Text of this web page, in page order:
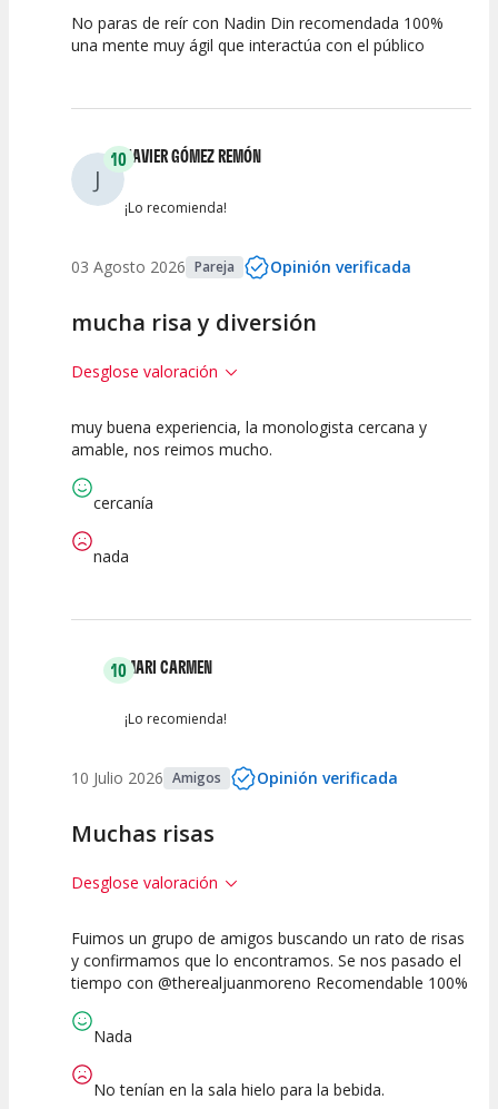
10 10 10
No paras de reír con Nadin Din recomendada 100%
una mente muy ágil que interactúa con el público
J
10JAVIER GÓMEZ REMÓN
¡Lo recomienda!
03 Agosto 2026 Pareja Opinión verificada
mucha risa y diversión
Desglose valoración
10
Espectáculo
10 10
muy buena experiencia, la monologista cercana y
amable, nos reimos mucho.
cercanía
nada
10MARI CARMEN
¡Lo recomienda!
10 Julio 2026 Amigos Opinión verificada
Muchas risas
Desglose valoración
10
Calidad del
10
Puesta en
10
Interpretación
Fuimos un grupo de amigos buscando un rato de risas
y confirmamos que lo encontramos. Se nos pasado el
tiempo con @therealjuanmoreno Recomendable 100%
Nada
No tenían en la sala hielo para la bebida.